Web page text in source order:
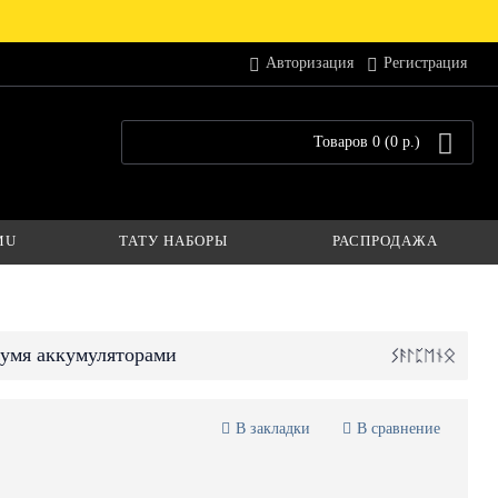
Авторизация Регистрация
Товаров 0 (0 р.)
ТАТУ НАБОРЫ РАСПРОДАЖА
аккумуляторами
В закладки В сравнение